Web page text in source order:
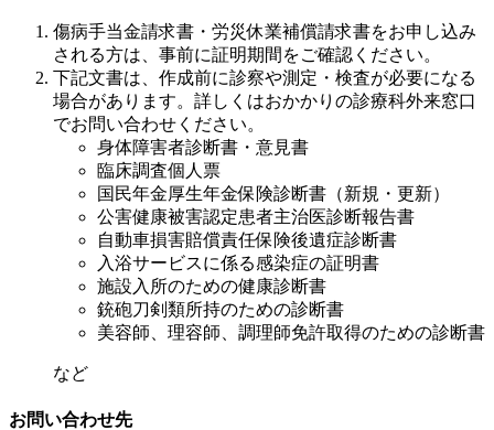
傷病手当金請求書・労災休業補償請求書をお申し込み
される方は、事前に証明期間をご確認ください。
下記文書は、作成前に診察や測定・検査が必要になる
場合があります。詳しくはおかかりの診療科外来窓口
でお問い合わせください。
身体障害者診断書・意見書
臨床調査個人票
国民年金厚生年金保険診断書（新規・更新）
公害健康被害認定患者主治医診断報告書
自動車損害賠償責任保険後遺症診断書
入浴サービスに係る感染症の証明書
施設入所のための健康診断書
銃砲刀剣類所持のための診断書
美容師、理容師、調理師免許取得のための診断書
など
お問い合わせ先